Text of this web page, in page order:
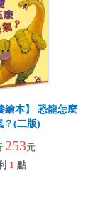
繪本】 恐龍怎麼
？(二版)
253元
1 點